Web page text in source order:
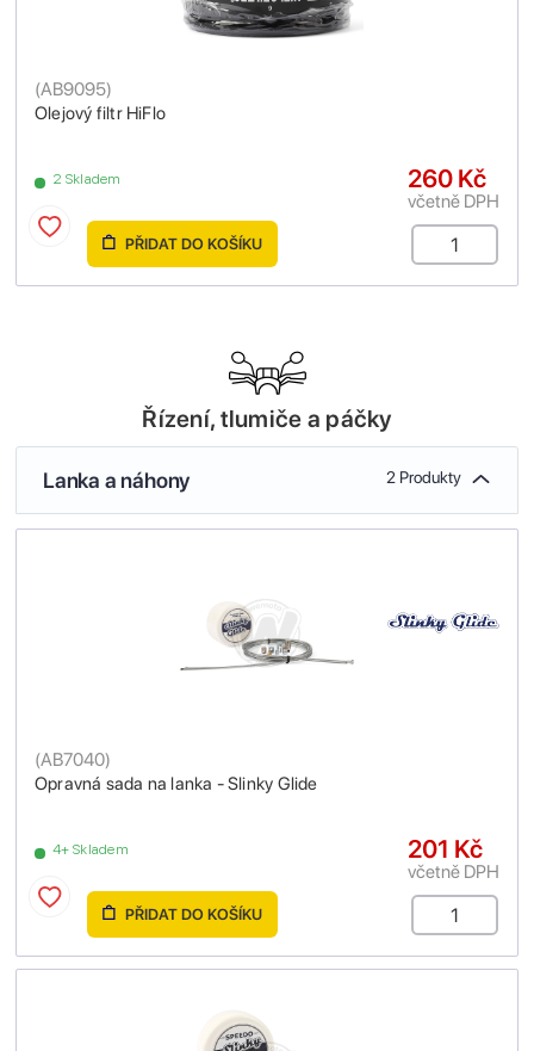
Olejový filtr HiFlo
(AB9095)
2 Skladem 260 Kč
včetně DPH
PŘIDAT DO KOŠÍKU
Řízení, tlumiče a páčky
Lanka a náhony 2 Produkty
Opravná sada na lanka - Slinky Glide
(AB7040)
4+ Skladem 201 Kč
včetně DPH
PŘIDAT DO KOŠÍKU